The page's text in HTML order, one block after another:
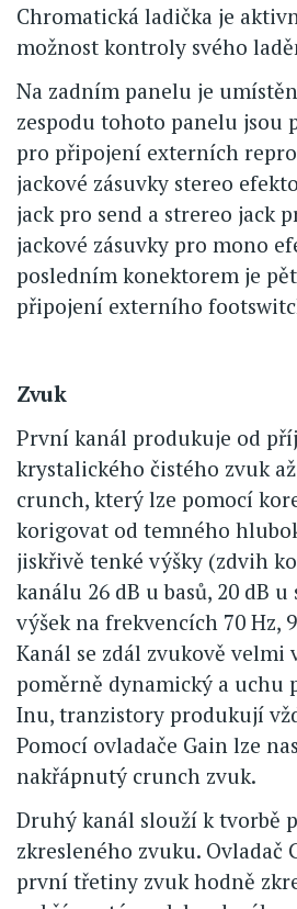
Chromatická ladička je
možnost kontroly svého
Na zadním panelu je
zespodu tohoto panelu jsou
pro připojení externích
jackové zásuvky stereo
jack pro send a strereo jack
jackové zásuvky pro mono
posledním konektorem je
připojení externího
Zvuk
První kanál produkuje od
krystalického čistého zvuk
crunch, který lze pomocí
korigovat od temného
jiskřivě tenké výšky (zdvih
kanálu 26 dB u basů, 20 dB u
výšek na frekvencích 70 Hz,
Kanál se zdál zvukově velmi
poměrně dynamický a uchu
Inu, tranzistory produkují
Pomocí ovladače Gain lze
nakřápnutý crunch zvuk.
Druhý kanál slouží k tvorbě
zkresleného zvuku. Ovladač
první třetiny zvuk hodně